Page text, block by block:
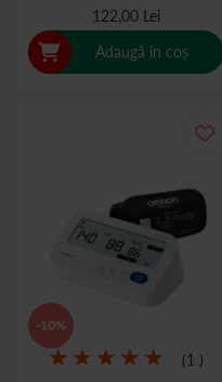
Punem accent pe calitate,
rand pe siguranta
incredere, oferind o
122,00 Lei
Adaugă în coș
-10%
Rating:
1